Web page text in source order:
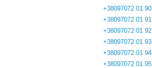
+38097072 01 90
+38097072 01 91
+38097072 01 92
+38097072 01 93
+38097072 01 94
+38097072 01 95